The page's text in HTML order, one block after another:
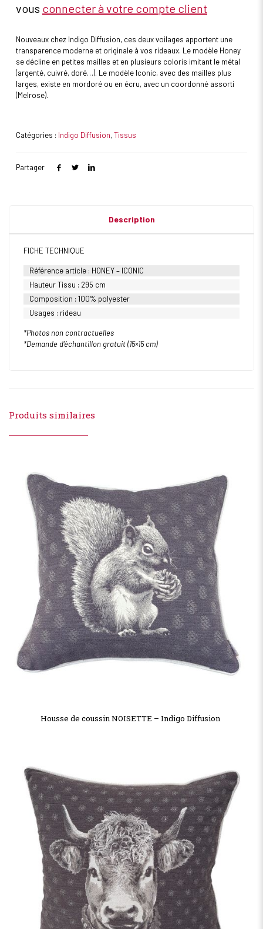
vous connecter à votre compte client
Nouveaux chez Indigo Diffusion, ces deux voilages apportent une
transparence moderne et originale à vos rideaux. Le modèle Honey
se décline en petites mailles et en plusieurs coloris imitant le métal
(argenté, cuivré, doré…). Le modèle Iconic, avec des mailles plus
larges, existe en mordoré ou en écru, avec un coordonné assorti
(Melrose).
Catégories : Indigo Diffusion,Tissus
Partager
Description
FICHE TECHNIQUE
Référence article : HONEY – ICONIC
Hauteur Tissu : 295 cm
Composition : 100% polyester
Usages : rideau
*Photos non contractuelles
*Demande d’échantillon gratuit (15×15 cm)
Produits similaires
Housse de coussin NOISETTE – Indigo Diffusion